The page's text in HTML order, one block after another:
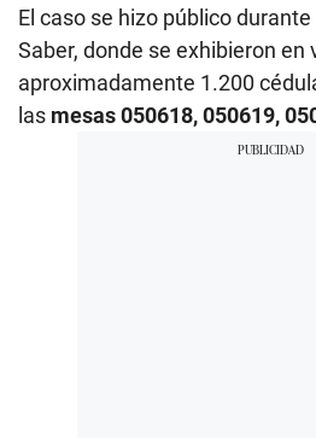
El caso se hizo público
Saber, donde se exhibieron en
aproximadamente 1.200
las mesas 050618, 050619,